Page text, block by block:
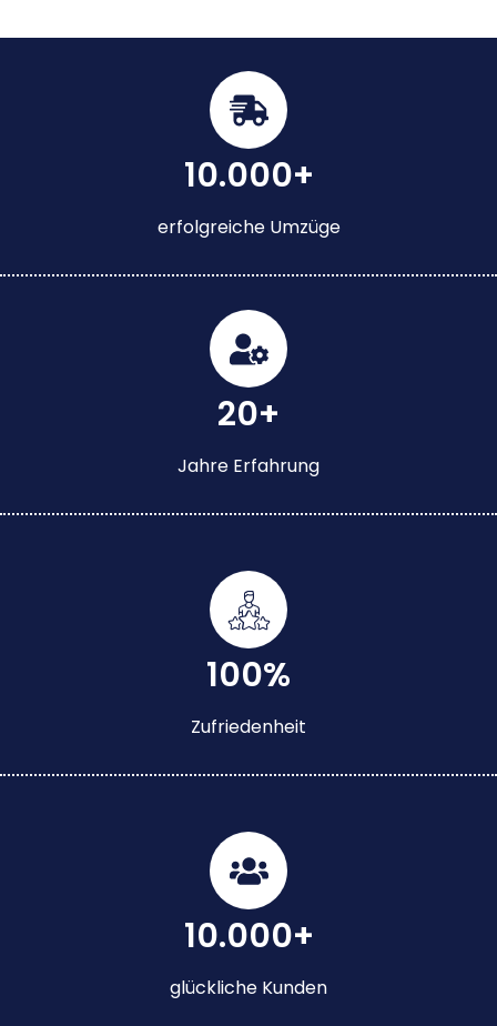
10.000+
erfolgreiche Umzüge
20+
Jahre Erfahrung
100%
Zufriedenheit
10.000+
glückliche Kunden